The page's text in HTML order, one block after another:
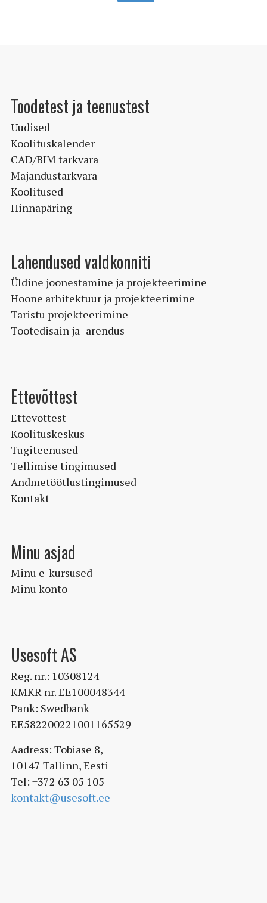
Toodetest ja teenustest
Uudised
Koolituskalender
CAD/BIM tarkvara
Majandustarkvara
Koolitused
Hinnapäring
Lahendused valdkonniti
Üldine joonestamine ja projekteerimine
Hoone arhitektuur ja projekteerimine
Taristu projekteerimine
Tootedisain ja -arendus
Ettevõttest
Ettevõttest
Koolituskeskus
Tugiteenused
Tellimise tingimused
Andmetöötlustingimused
Kontakt
Minu asjad
Minu e-kursused
Minu konto
Usesoft AS
Reg. nr.: 10308124
KMKR nr. EE100048344
Pank: Swedbank
EE582200221001165529
Aadress: Tobiase 8,
10147 Tallinn, Eesti
Tel: +372 63 05 105
kontakt@usesoft.ee